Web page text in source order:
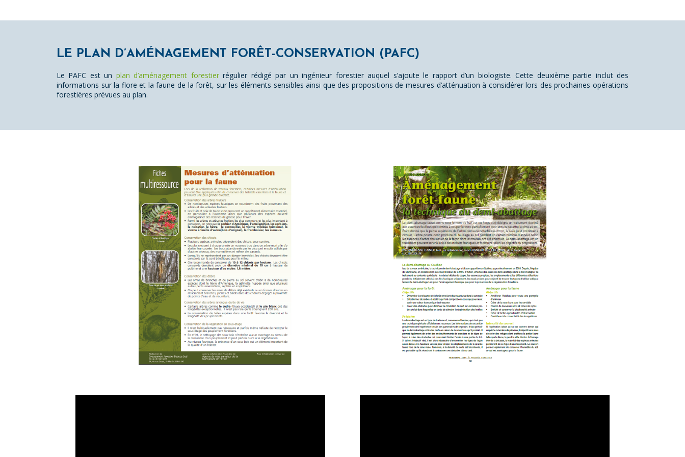
LE PLAN D’AMÉNAGEMENT FORÊT-CONSERVATION (PAFC)
Le PAFC est un plan d’aménagement forestierrégulier rédigé par un ingénieur forestier auquel s’ajoute le rapport d’un biologiste. Cette deuxième partie inclut des
informations sur la flore et la faune de la forêt, sur les éléments sensibles ainsi que des propositions de mesures d’atténuation à considérer lors des prochaines opérations
forestières prévues au plan.